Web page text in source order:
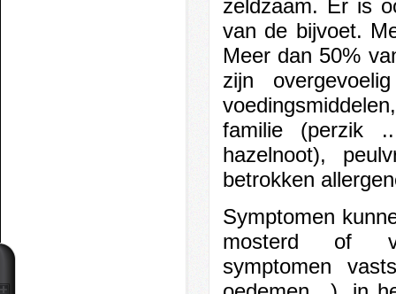
zeldzaam. Er is
van de bijvoet.
Meer dan 50%
zijn
familie (perzik
hazelnoot),
betrokken
Symptomen
mosterd of
symptomen